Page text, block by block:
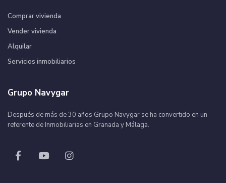
Comprar vivienda
Vender vivienda
Alquilar
Servicios inmobiliarios
Grupo Navygar
Después de más de 30 años Grupo Navygar se ha convertido en un
referente de Inmobiliarias en Granada y Málaga.